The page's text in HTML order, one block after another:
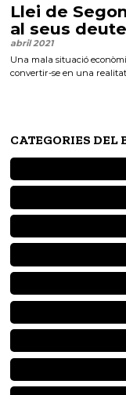
Llei de
al seus
abril 2021
Una mala situació
convertir-se en una
CATEGORIES DEL